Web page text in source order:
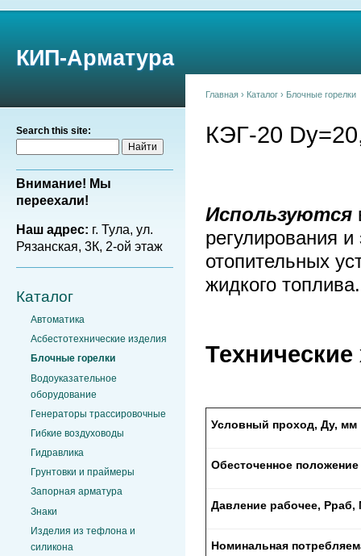
КИП-Арматура
Search this site:
Внимание! Мы
переехали!
Наш адрес: г. Тула, ул.
Рязанская, 3К, 2-ой этаж
Каталог
Автоматика
Асбестотехнические изделия
Блочные горелки
Водоуказательное
оборудование
Генераторы трассировочные
Гибкие воздуховоды
Гидравлика
Грунтовки и праймеры
Запорная арматура
Знаки
Изделия из тефлона и
силикона
Главная › Каталог › Блочные горелки
КЭГ-20
Используются
регулирования
отопительных
жидкого топлива.
Технические
Условный проход, Ду, мм
Обесточенное положение
Давление рабочее, Pраб,
Номинальная